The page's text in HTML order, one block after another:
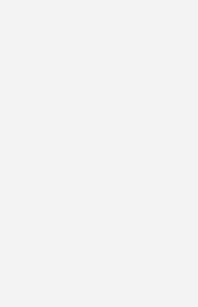
Elevator“, aufgenommen auf
in München mit Host Jürgen Pfeiffer,
dafür als Nächstes zu tun ist.
Energy und Vorsitzender der
schnelle, klare und einfache
Director der International
Cells in the Economy (IPHE),
sich im globalen Kontext auf
Neom zu
Neom Green Hydrogen in
Initiative von 2017 hervorgegangen